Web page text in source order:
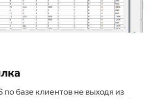
по базе клиентов не выходя из